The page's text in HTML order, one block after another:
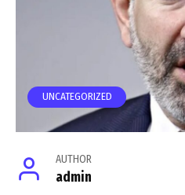
UNCATEGORIZED
AUTHOR
admin